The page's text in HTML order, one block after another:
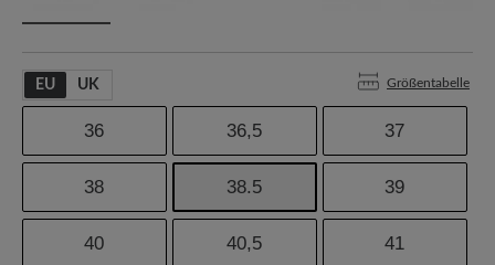
EU UK Größentabelle
36 36,5 37
38 38.5 39
40 40,5 41